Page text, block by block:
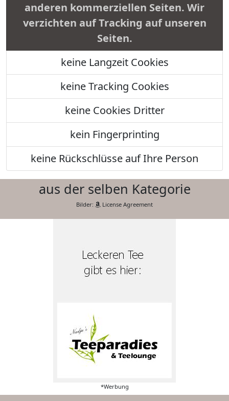
anderen kommerziellen Seiten. Wir
verzichten auf Tracking auf unseren
Seiten.
keine Langzeit Cookies
keine Tracking Cookies
keine Cookies Dritter
kein Fingerprinting
keine Rückschlüsse auf Ihre Person
aus der selben Kategorie
Bilder: License Agreement
*Werbung